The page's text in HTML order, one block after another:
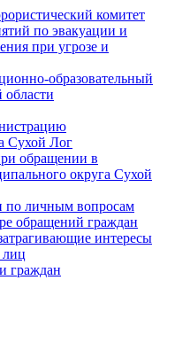
комитет
по эвакуации и
при угрозе и
образовательный
области
Сухой Лог
обращении в
округа Сухой
по личным вопросам
обращений граждан
интересы
лиц
граждан